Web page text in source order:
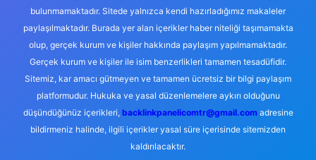
bulunmamaktadır. Sitede yalnızca kendi hazırladığımız makaleler
paylaşılmaktadır. Burada yer alan içerikler haber niteliği taşımamakta
olup, gerçek kurum ve kişiler hakkında paylaşım yapılmamaktadır.
Gerçek kurum ve kişiler ile isim benzerlikleri tamamen tesadüfidir.
Sitemiz, kar amacı gütmeyen ve tamamen ücretsiz bir bilgi paylaşım
platformudur. Hukuka ve yasal düzenlemelere aykırı olduğunu
düşündüğünüz içerikleri, backlinkpanelicomtr@gmail.comadresine
bildirmeniz halinde, ilgili içerikler yasal süre içerisinde sitemizden
kaldırılacaktır.